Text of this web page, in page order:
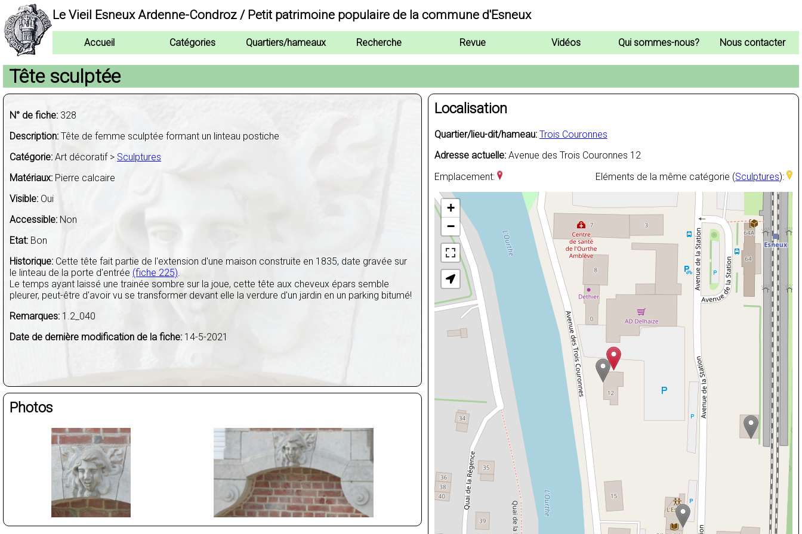
Le Vieil Esneux Ardenne-Condroz / Petit patrimoine populaire de la commune d'Esneux
Accueil Catégories Quartiers/hameaux Recherche Revue Vidéos Qui sommes-nous? Nous contacter
Tête sculptée
N° de fiche: 328
Description: Tête de femme sculptée formant un linteau postiche
Catégorie: Art décoratif > Sculptures
Matériaux: Pierre calcaire
Visible: Oui
Accessible: Non
Etat: Bon
Historique: Cette tête fait partie de l'extension d'une maison construite en 1835, date gravée sur
le linteau de la porte d'entrée (fiche 225).
Le temps ayant laissé une trainée sombre sur la joue, cette tête aux cheveux épars semble
pleurer, peut-être d'avoir vu se transformer devant elle la verdure d'un jardin en un parking bitumé!
Remarques: 1.2_040
Date de dernière modification de la fiche: 14-5-2021
Photos
Localisation
Quartier/lieu-dit/hameau: Trois Couronnes
Adresse actuelle:Avenue des Trois Couronnes 12
Emplacement:
Eléments de la même catégorie (Sculptures):
+
−